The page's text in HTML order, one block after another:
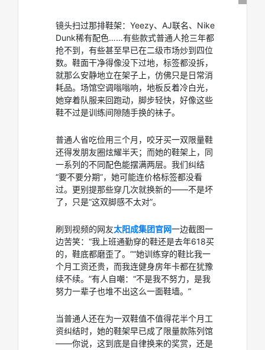
镜头扫过那排鞋架：Yeezy、AJ联名、Nike
Dunk稀有配色……有些款式普通人抢三年都
抢不到，有些甚至早已在二级市场炒到四位
数。鞋面干净得像没下过地，标签都没拆，
就那么安静地立在架子上，仿佛只是日常消
耗品。场馆空调嗡嗡响，地板反着冷白光，
她穿着队服来回跑动，脚步轻快，好像这些
鞋不过是训练间隙随手换的袜子。
普通人省吃俭用三个月，咬牙买一双限量鞋
还得发朋友圈炫耀半天；而她的鞋架上，同
一系列的不同配色能摆满两层。我们纠结
“要不要分期”，她可能连价格标签都没看
过。更别提那些穿几次就换新的——不是坏
了，只是“这双脚感不太对”。
刷到视频的网友太阳成集团官网一边截图一
边苦笑：“我上班通勤穿的鞋还是去年618买
的，鞋底都磨歪了。”“她训练穿的鞋比我一
个月工资还贵，而我连健身房年卡都在犹豫
续不续。”有人自嘲：“不是我不努力，是我
努力一辈子也堆不出这么一面鞋墙。”
当普通人还在为一双鞋值不值得花半个月工
资纠结时，她的鞋架早已成了限量款陈列馆
——你说，这到底是自律换来的奖赏，还是